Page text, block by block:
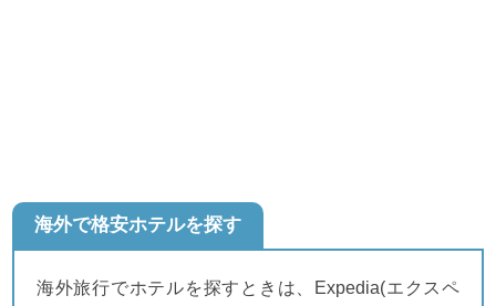
海外で格安ホテルを探す
海外旅行でホテルを探すときは、Expedia(エクスペ